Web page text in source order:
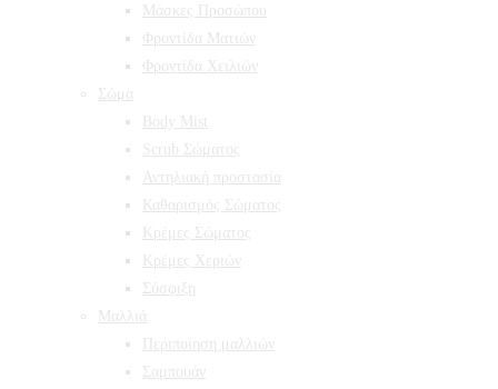
Μάσκες Προσώπου
Φροντίδα Ματιών
Φροντίδα Χειλιών
Σώμα
Body Mist
Scrub Σώματος
Αντηλιακή προστασία
Καθαρισμός Σώματος
Κρέμες Σώματος
Κρέμες Χεριών
Σύσφιξη
Mαλλιά
Περιποίηση μαλλιών
Σαμπουάν